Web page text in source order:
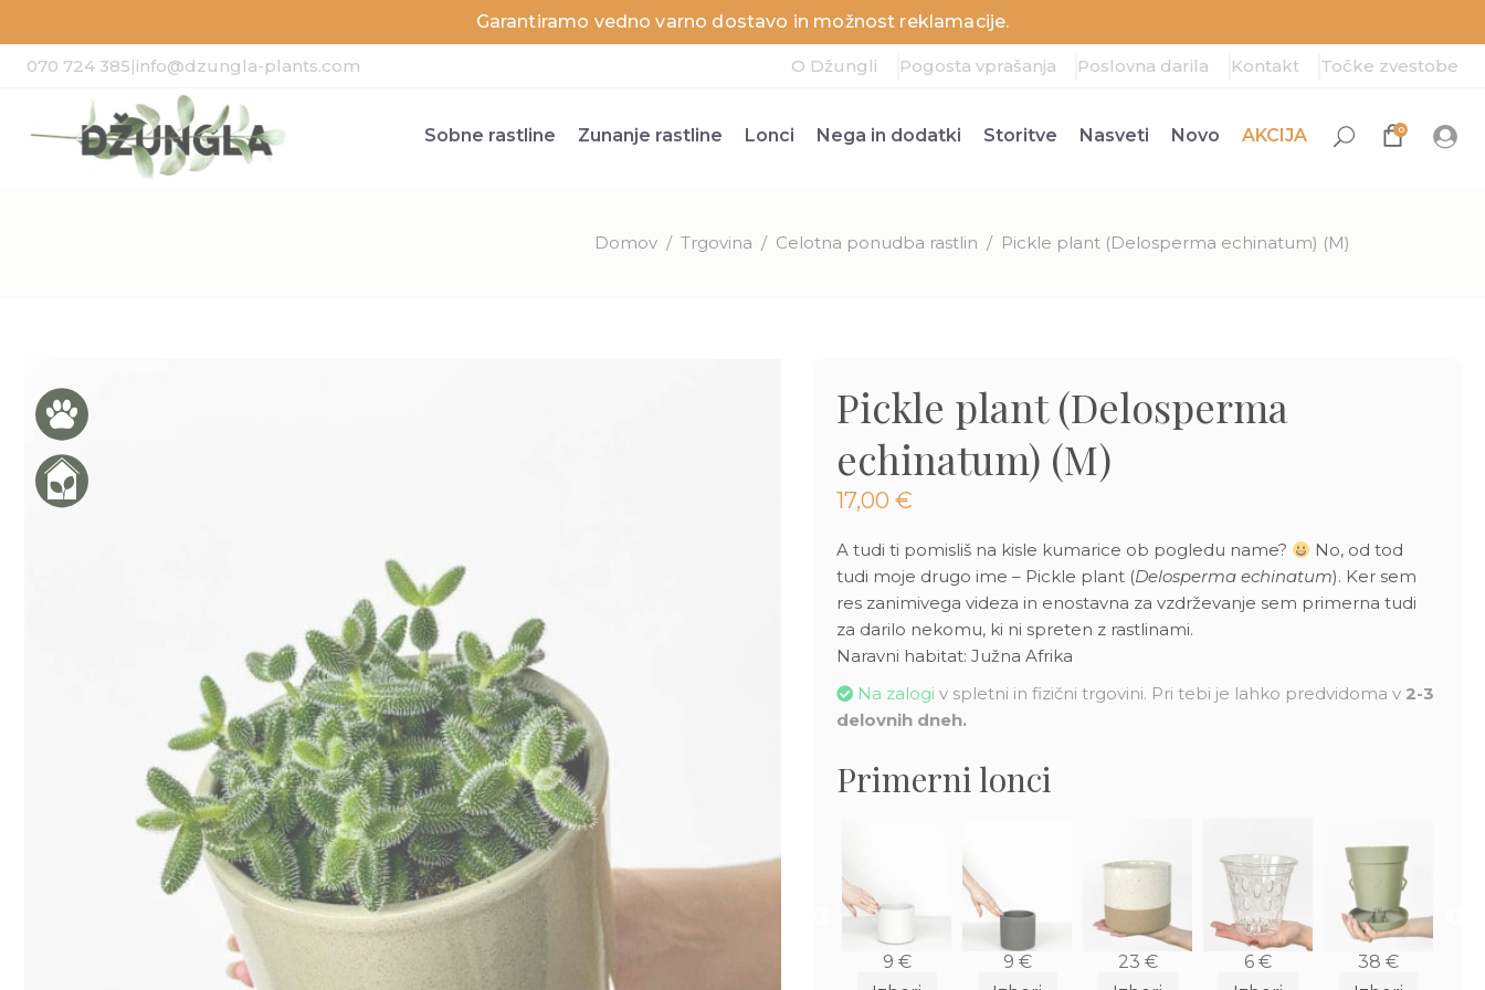
Garantiramo vedno varno dostavo in možnost reklamacije.
070 724 385|info@dzungla-plants.com O Džungli Pogosta vprašanja Poslovna darila Kontakt Točke zvestobe
Sobne rastline Zunanje rastline Lonci Nega in dodatki Storitve Nasveti Novo AKCIJA 0
Domov / Trgovina / Celotna ponudba rastlin / Pickle plant (Delosperma echinatum) (M)
Pickle plant (Delosperma
echinatum) (M)
17,00 €
A tudi ti pomisliš na kisle kumarice ob pogledu name?
No, od tod
tudi moje drugo ime – Pickle plant (Delosperma echinatum). Ker sem
res zanimivega videza in enostavna za vzdrževanje sem primerna tudi
za darilo nekomu, ki ni spreten z rastlinami.
Naravni habitat: Južna Afrika
Na zalogi v spletni in fizični trgovini. Pri tebi je lahko predvidoma v 2-3
delovnih dneh.
Primerni lonci
6 9 €
9 €
23 €
6 €
38 €